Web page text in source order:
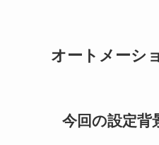
オートメーシ
今回の設定背